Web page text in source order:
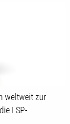
weltweit zur
LSP-